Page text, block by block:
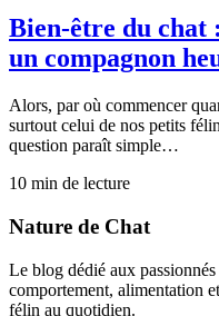
Bien-être du chat
un compagnon
Alors, par où commencer
surtout celui de nos petits
question paraît simple…
10 min de lecture
Nature de Chat
Le blog dédié aux
comportement, alimentation
félin au quotidien.